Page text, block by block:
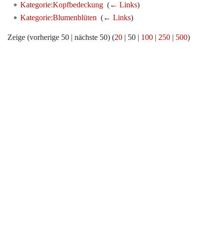
Kategorie:Kopfbedeckung‎ (← Links)
Kategorie:Blumenblüten (← Links)
Zeige (vorherige 50 | nächste 50) (20 | 50 | 100 | 250 | 500)